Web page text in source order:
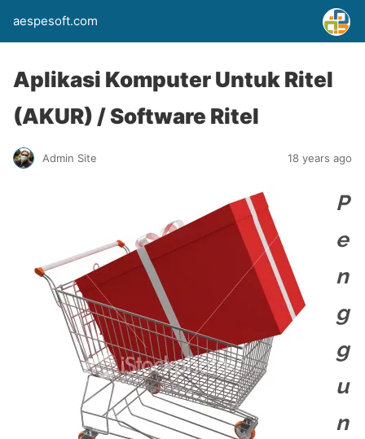
aespesoft.com
Aplikasi Komputer Untuk Ritel
(AKUR) / Software Ritel
Admin Site 18 years ago
P
e
n
g
g
u
n